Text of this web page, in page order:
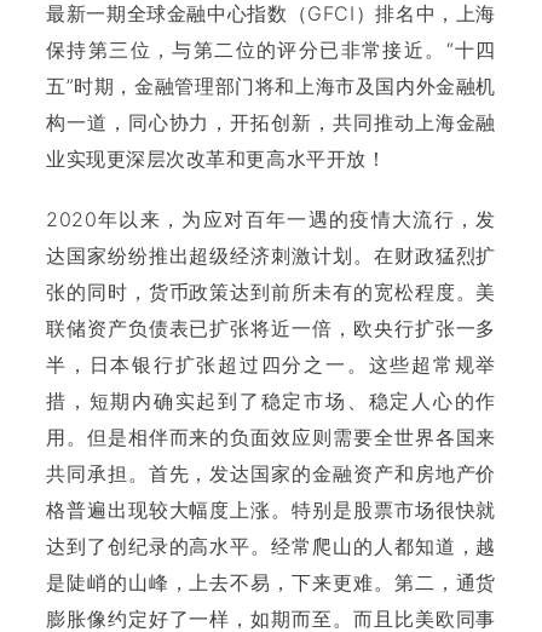
最新一期全球金融中心指数（GFCI）排名中，上海
保持第三位，与第二位的评分已非常接近。“十四
五”时期，金融管理部门将和上海市及国内外金融机
构一道，同心协力，开拓创新，共同推动上海金融
业实现更深层次改革和更高水平开放！
2020年以来，为应对百年一遇的疫情大流行，发
达国家纷纷推出超级经济刺激计划。在财政猛烈扩
张的同时，货币政策达到前所未有的宽松程度。美
联储资产负债表已扩张将近一倍，欧央行扩张一多
半，日本银行扩张超过四分之一。这些超常规举
措，短期内确实起到了稳定市场、稳定人心的作
用。但是相伴而来的负面效应则需要全世界各国来
共同承担。首先，发达国家的金融资产和房地产价
格普遍出现较大幅度上涨。特别是股票市场很快就
达到了创纪录的高水平。经常爬山的人都知道，越
是陡峭的山峰，上去不易，下来更难。第二，通货
膨胀像约定好了一样，如期而至。而且比美欧同事